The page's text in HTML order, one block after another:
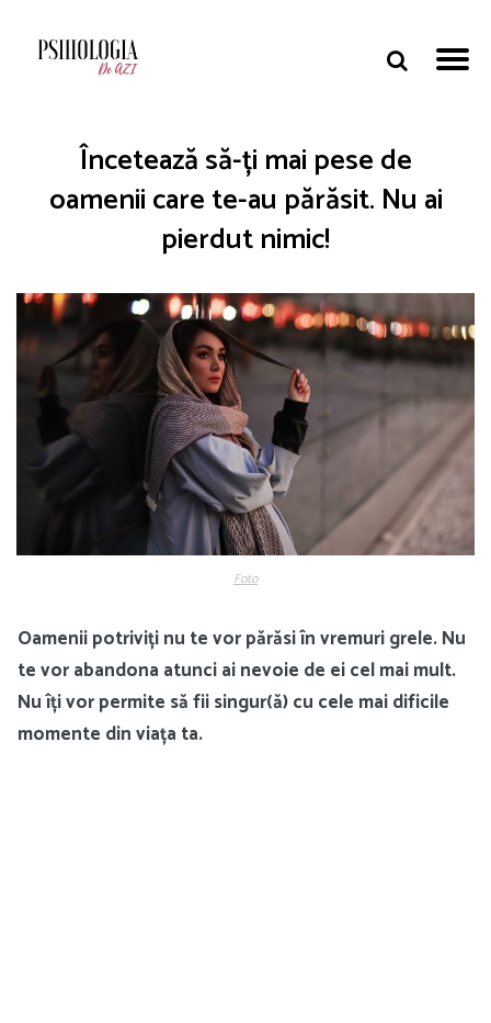
Încetează să-ți mai pese de
oamenii care te-au părăsit. Nu ai
pierdut nimic!
Foto
Oamenii potriviți nu te vor părăsi în vremuri grele. Nu
te vor abandona atunci ai nevoie de ei cel mai mult.
Nu îți vor permite să fii singur(ă) cu cele mai dificile
momente din viața ta.